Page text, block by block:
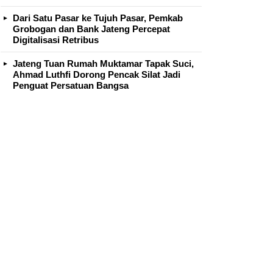
Dari Satu Pasar ke Tujuh Pasar, Pemkab
Grobogan dan Bank Jateng Percepat
Digitalisasi Retribus
Jateng Tuan Rumah Muktamar Tapak Suci,
Ahmad Luthfi Dorong Pencak Silat Jadi
Penguat Persatuan Bangsa